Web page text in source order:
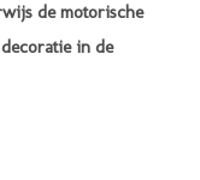
de motorische
in de